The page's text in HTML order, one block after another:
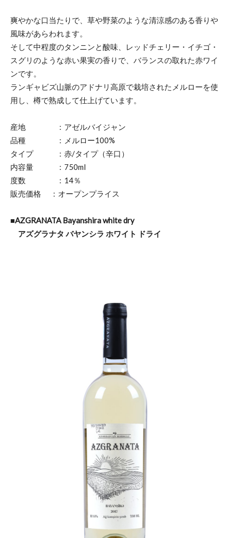
爽やかな口当たりで、草や野菜のような清涼感のある香りや
風味があらわれます。
そして中程度のタンニンと酸味、レッドチェリー・イチゴ・
スグリのような赤い果実の香りで、バランスの取れた赤ワイ
ンです。
ランギャビズ山脈のアドナリ高原で栽培されたメルローを使
用し、樽で熟成して仕上げています。
産地 ：アゼルバイジャン
品種 ：メルロー100%
タイプ ：赤/タイプ（辛口）
内容量 ：750ml
度数 ：14％
販売価格 ：オープンプライス
■AZGRANATA Bayanshira white dry
アズグラナタ バヤンシラ ホワイト ドライ